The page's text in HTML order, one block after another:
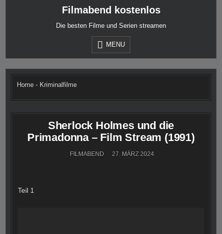
Filmabend kostenlos
Die besten Filme und Serien streamen
MENU
Home - Kriminalfilme
Sherlock Holmes und die
Primadonna – Film Stream (1991)
FILMABEND 27. MÄRZ 2024
Teil 1